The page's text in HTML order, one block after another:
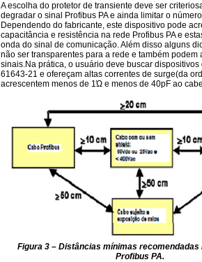
A escolha do protetor de transiente deve ser
degradar o sinal Profibus PA e ainda limitar o
Dependendo do fabricante, este dispositivo pode
capacitância e resistência na rede Profibus PA e
onda do sinal de comunicação. Além disso alguns
não ser transparentes para a rede e também podem
sinais.Na prática, o usuário deve buscar dispositivos
61643-21 e ofereçam altas correntes de surge(da
acrescentem menos de 1Ώ e menos de 40pF ao
Figura 3 – Distâncias mínimas recomendadas
Profibus PA.